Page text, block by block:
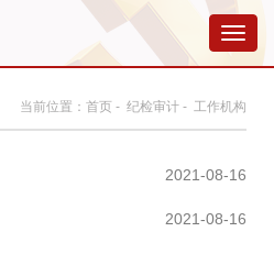
切
换
航
当前位置： 首页 - 纪检审计 - 工作机构
2021-08-16
2021-08-16